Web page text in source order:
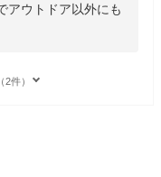
アウトドア以外にも
件）